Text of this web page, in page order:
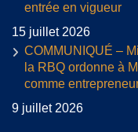
entrée en vigueur
15 juillet 2026
COMMUNIQUÉ –
la RBQ ordonne à
comme
9 juillet 2026